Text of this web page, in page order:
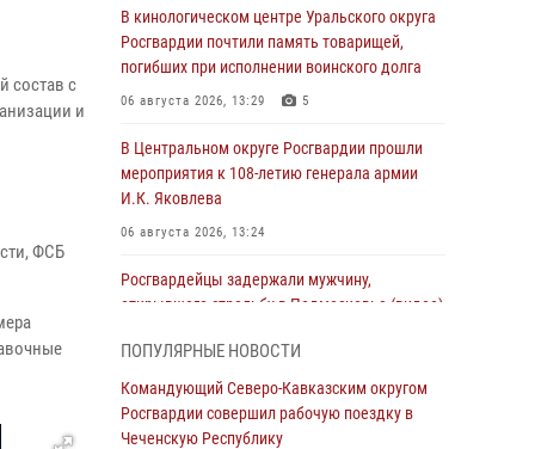
состав с
и
ФСБ
В кинологическом центре Уральского округа
Росгвардии почтили память товарищей,
погибших при исполнении воинского долга
06 августа 2026, 13:29 5
В Центральном округе Росгвардии прошли
мероприятия к 108‑летию генерала армии
И.К. Яковлева
06 августа 2026, 13:24
Росгвардейцы задержали мужчину,
открывшего стрельбу в Подмосковье (видео)
Росгвардейцы провели выставку вооружения
для участников сбора «Гвардеец» в Пензе
(видео)
ПОПУЛЯРНЫЕ НОВОСТИ
Командующий Северо-Кавказским округом
Росгвардии совершил рабочую поездку в
Чеченскую Республику